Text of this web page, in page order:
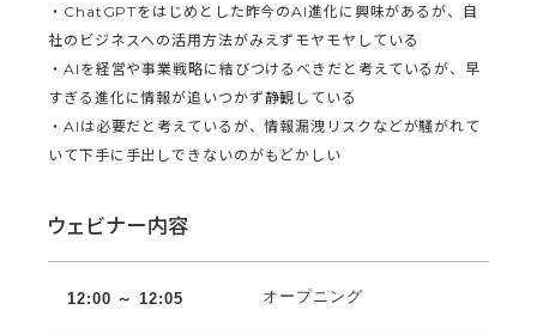
・ChatGPTをはじめとした昨今のAI進化に興味があるが、自
社のビジネスへの活用方法がみえずモヤモヤしている
・AIを経営や事業戦略に結びつけるべきだと考えているが、早
すぎる進化に情報が追いつかず静観している
・AIは必要だと考えているが、情報漏洩リスクなどが騒がれて
いて下手に手出しできないのがもどかしい
ウェビナー内容
12:00 ～ 12:05 オープニング